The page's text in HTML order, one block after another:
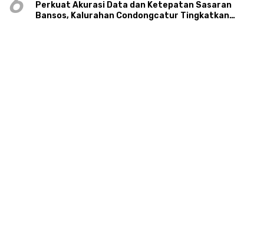
Perkuat Akurasi Data dan Ketepatan Sasaran
Bansos, Kalurahan Condongcatur Tingkatkan